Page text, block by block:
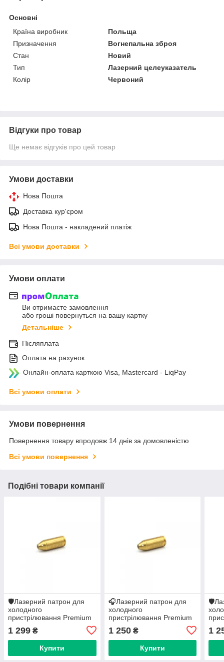
Основні
Країна виробник
Польща
Призначення
Вогнепальна зброя
Стан
Новий
Тип
Лазерний целеуказатель
Колір
Червоний
Відгуки про товар
Ще немає відгуків про цей товар
Умови доставки
Нова Пошта
Доставка кур'єром
Нова Пошта - накладений платіж
Всі умови доставки
Умови оплати
Ви отримаєте замовлення
або гроші повернуться на вашу картку
Детальніше
Післяплата
Оплата на рахунок
Онлайн-оплата карткою Visa, Mastercard - LiqPay
Всі умови оплати
Умови повернення
Повернення товару впродовж 14 днів за домовленістю
Всі умови повернення
Подібні товари компанії
🛡️Лазерний патрон для
холодного
пристрілювання Premium
(калибр: .40 S&W), латунь
Польща
1 299 ₴
Купити
🎧Лазерний патрон для
холодного
пристрілювання Premium
(калибр: .40 S&W), латунь
Польща
1 250₴
Купити
1